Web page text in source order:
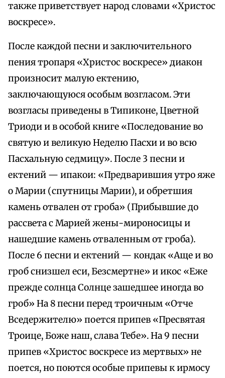
также приветствует народ словами «Христос
воскресе».
После каждой песни и заключительного
пения тропаря «Христос воскресе» диакон
произносит малую ектению,
заключающуюся особым возгласом. Эти
возгласы приведены в Типиконе, Цветной
Триоди и в особой книге «Последование во
святую и великую Неделю Пасхи и во всю
Пасхальную седмицу». После 3 песни и
ектений — ипакои: «Предварившия утро яже
о Марии (спутницы Марии), и обретшия
камень отвален от гроба» (Прибывшие до
рассвета с Марией жены-мироносицы и
нашедшие камень отваленным от гроба).
После 6 песни и ектений — кондак «Аще и во
гроб снизшел еси, Безсмертне» и икос «Еже
прежде солнца Солнце зашедшее иногда во
гроб» На 8 песни перед троичным «Отче
Вседержителю» поется припев «Пресвятая
Троице, Боже наш, слава Тебе». На 9 песни
припев «Христос воскресе из мертвых» не
поется, но поются особые припевы к ирмосу